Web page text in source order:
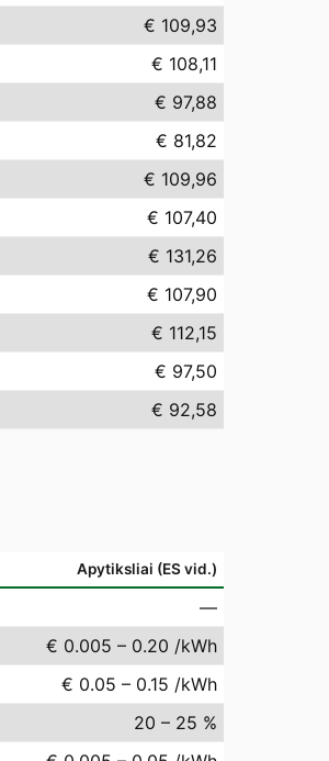
€ 109,93
€ 108,11
€ 97,88
€ 81,82
€ 109,96
€ 107,40
€ 131,26
€ 107,90
€ 112,15
€ 97,50
€ 92,58
Apytiksliai (ES vid.)
—
€ 0.005 – 0.20 /kWh
€ 0.05 – 0.15 /kWh
20 – 25 %